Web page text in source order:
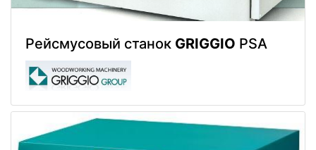
Рейсмусовый станок GRIGGIO PSA